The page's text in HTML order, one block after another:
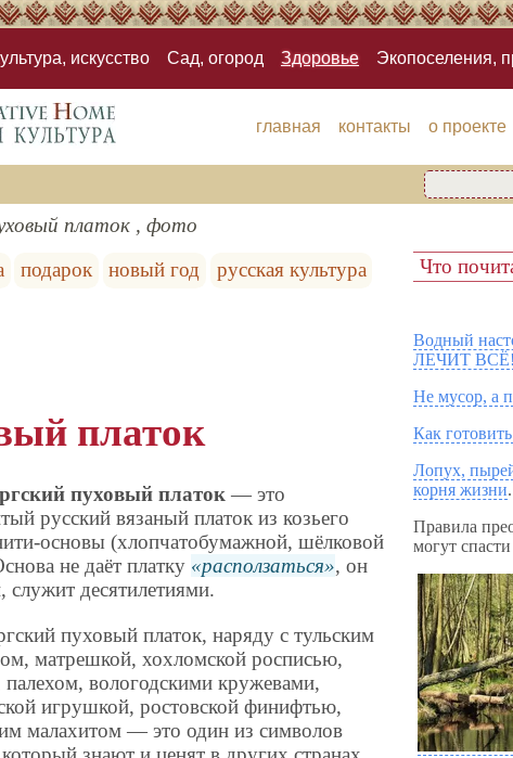
искусство Сад, огород Здоровье Экопоселения,
главная контакты о проекте
платок , фото
подарок новый год
русская культура
платок
пуховый платок — это
русский вязаный платок из козьего
основы (хлопчатобумажной, шёлковой
не даёт платку
расползаться , он
служит десятилетиями.
пуховый платок, наряду с тульским
матрешкой, хохломской росписью,
вологодскими кружевами,
игрушкой, ростовской финифтью,
малахитом — это один из символов
Что
Водный
ЛЕЧИТ ВСЁ!
Не мусор, а
Как
Лопух,
корня жизни.
Правила
могут